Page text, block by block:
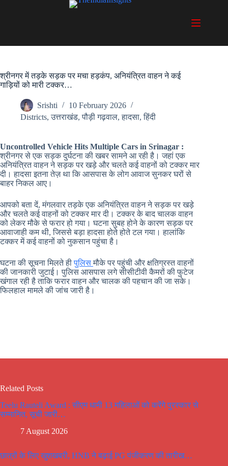
श्रीनगर में तड़के सड़क पर मचा हड़कंप, अनियंत्रित वाहन ने कई
गाड़ियों को मारी टक्कर…
Srishti
10 February 2026
Districts,उत्तराखंड,पौड़ी गढ़वाल,हादसा,हिंदी
Uncontrolled Vehicle Hits Multiple Cars in Srinagar :
श्रीनगर से एक सड़क दुर्घटना की खबर सामने आ रही है। जहां एक
अनियंत्रित वाहन ने सड़क पर खड़े और चलते कई वाहनों को टक्कर मार
दी। हादसा इतना तेज़ था कि आसपास के लोग आवाज सुनकर घरों से
बाहर निकल आए।
आपको बता दें, मंगलवार तड़के एक अनियंत्रित वाहन ने सड़क पर खड़े
और चलते कई वाहनों को टक्कर मार दी। टक्कर के बाद चालक वाहन
को लेकर मौके से फरार हो गया। घटना सुबह होने के कारण सड़क पर
आवाजाही कम थी, जिससे बड़ा हादसा होते होते टल गया। हालांकि
टक्कर में कई वाहनों को नुकसान पहुंचा है।
घटना की सूचना मिलते हीपुलिसमौके पर पहुंची और क्षतिग्रस्त वाहनों
की जानकारी जुटाई। पुलिस आसपास लगे सीसीटीवी कैमरों की फुटेज
खंगाल रही है ताकि फरार वाहन और चालक की पहचान की जा सके।
फिलहाल मामले की जांच जारी है।
Related Posts
Teelu Rauteli Award : सीएम धामी 13 महिलाओं को करेंगे पुरस्कार से
सम्मानित, सूची जारी…
7 August 2026
छात्रों के लिए खुशखबरी, HNB ने बढ़ाई PG पंजीकरण की तारीख…